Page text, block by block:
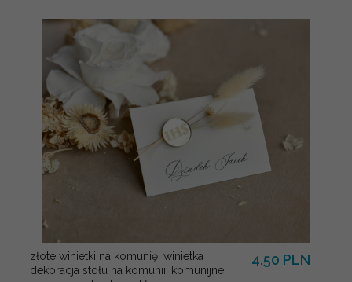
złote winietki na komunię, winietka
dekoracja stołu na komunii, komunijne
4.50 PLN